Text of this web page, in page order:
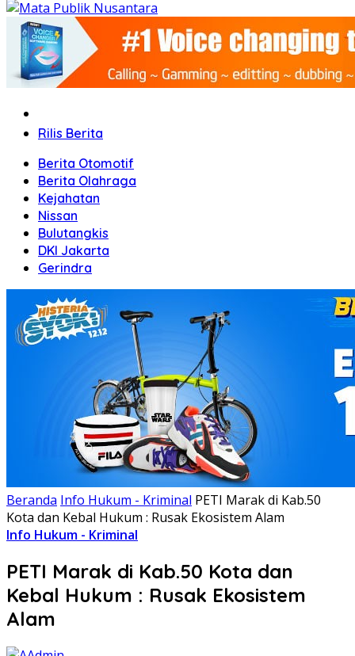
Rilis Berita
Berita Otomotif
Berita Olahraga
Kejahatan
Nissan
Bulutangkis
DKI Jakarta
Gerindra
Beranda Info Hukum - Kriminal PETI Marak di Kab.50
Kota dan Kebal Hukum : Rusak Ekosistem Alam
Info Hukum - Kriminal
PETI Marak di Kab.50 Kota dan
Kebal Hukum : Rusak Ekosistem
Alam